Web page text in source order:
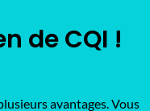
de CQI !
avantages. Vous